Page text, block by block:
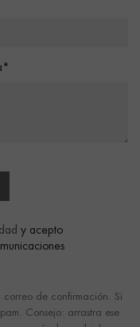
y acepto
correo de confirmación. Si
Consejo: arrastra ese